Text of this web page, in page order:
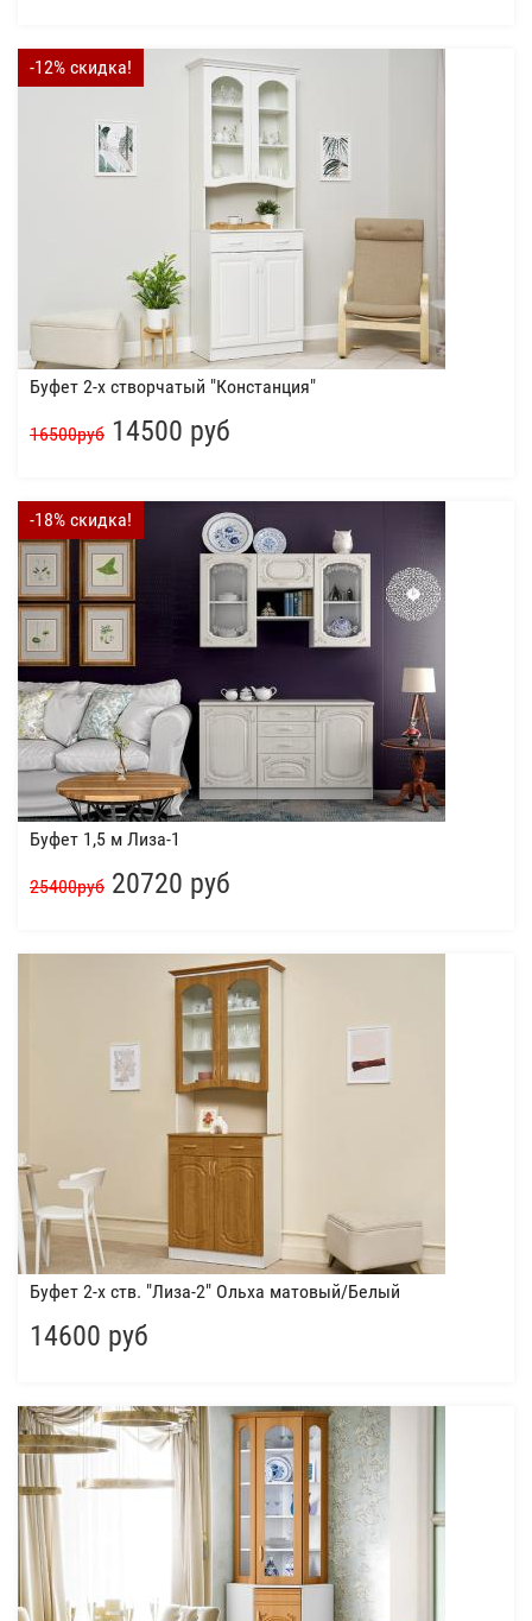
-12% скидка!
Буфет 2-х створчатый "Констанция"
16500руб 14500 руб
-18% скидка!
Буфет 1,5 м Лиза-1
25400руб 20720 руб
Буфет 2-х ств. "Лиза-2" Ольха матовый/Белый
14600 руб